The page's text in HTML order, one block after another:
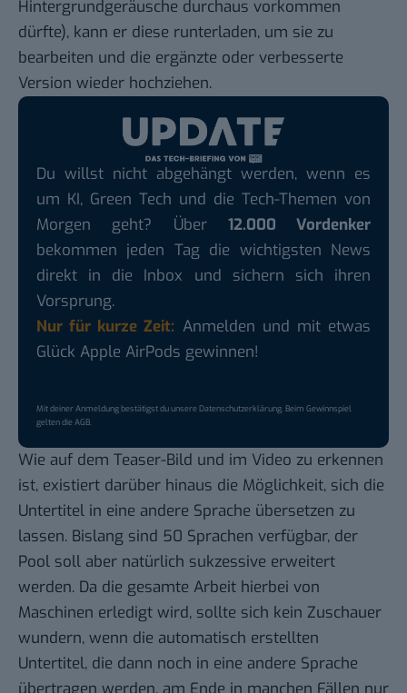
Hintergrundgeräusche durchaus vorkommen
dürfte), kann er diese runterladen, um sie zu
bearbeiten und die ergänzte oder verbesserte
Version wieder hochziehen.
Du willst nicht abgehängt werden, wenn es
um KI, Green Tech und die Tech-Themen von
Morgen geht? Über 12.000 Vordenker
bekommen jeden Tag die wichtigsten News
direkt in die Inbox und sichern sich ihren
Vorsprung.
Nur für kurze Zeit: Anmelden und mit etwas
Glück Apple AirPods gewinnen!
Mit deiner Anmeldung bestätigst du unsereDatenschutzerklärung. Beim Gewinnspiel
gelten dieAGB.
Wie auf dem Teaser-Bild und im Video zu erkennen
ist, existiert darüber hinaus die Möglichkeit, sich die
Untertitel in eine andere Sprache übersetzen zu
lassen. Bislang sind 50 Sprachen verfügbar, der
Pool soll aber natürlich sukzessive erweitert
werden. Da die gesamte Arbeit hierbei von
Maschinen erledigt wird, sollte sich kein Zuschauer
wundern, wenn die automatisch erstellten
Untertitel, die dann noch in eine andere Sprache
übertragen werden, am Ende in manchen Fällen nur